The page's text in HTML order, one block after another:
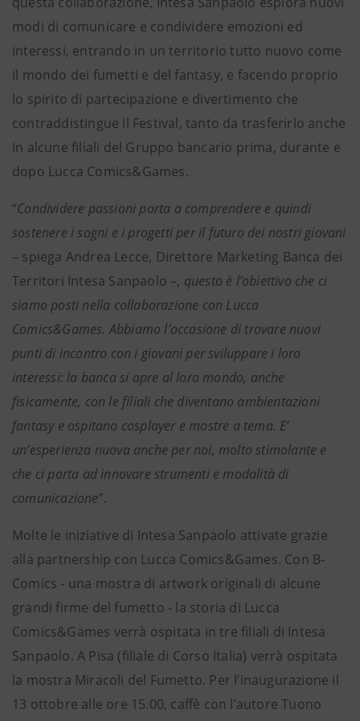
modi di comunicare e condividere emozioni ed
interessi, entrando in un territorio tutto nuovo come
il mondo dei fumetti e del fantasy, e facendo proprio
lo spirito di partecipazione e divertimento che
contraddistingue il Festival, tanto da trasferirlo anche
in alcune filiali del Gruppo bancario prima, durante e
dopo Lucca Comics&Games.
“Condividere passioni porta a comprendere e quindi
sostenere i sogni e i progetti per il futuro dei nostri giovani
– spiega Andrea Lecce, Direttore Marketing Banca dei
Territori Intesa Sanpaolo –, questo è l’obiettivo che ci
siamo posti nella collaborazione con Lucca
Comics&Games. Abbiamo l’occasione di trovare nuovi
punti di incontro con i giovani per sviluppare i loro
interessi: la banca si apre al loro mondo, anche
fisicamente, con le filiali che diventano ambientazioni
fantasy e ospitano cosplayer e mostre a tema. E’
un’esperienza nuova anche per noi, molto stimolante e
che ci porta ad innovare strumenti e modalità di
comunicazione”.
Molte le iniziative di Intesa Sanpaolo attivate grazie
alla partnership con Lucca Comics&Games. Con B-
Comics - una mostra di artwork originali di alcune
grandi firme del fumetto - la storia di Lucca
Comics&Games verrà ospitata in tre filiali di Intesa
Sanpaolo. A Pisa (filiale di Corso Italia) verrà ospitata
la mostra Miracoli del Fumetto. Per l’inaugurazione il
13 ottobre alle ore 15.00, caffè con l’autore Tuono